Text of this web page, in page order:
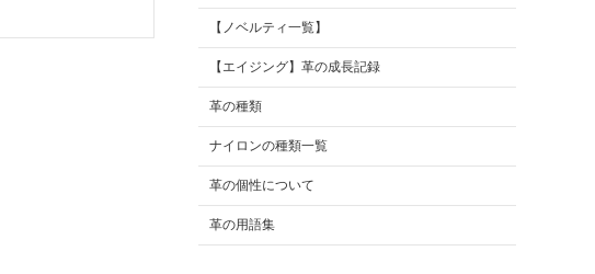
【ノベルティ一覧】
【エイジング】革の成長記録
革の種類
ナイロンの種類一覧
革の個性について
革の用語集